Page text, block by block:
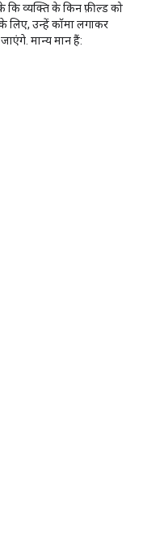
कि व्यक्ति के किन फ़ील्ड को
लिए, उन्हें कॉमा लगाकर
मान्य मान हैं: